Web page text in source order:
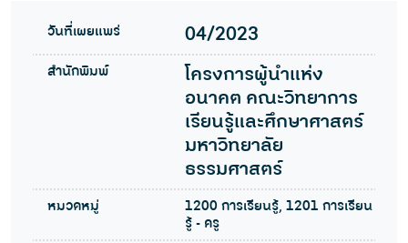
วันที่เผยแพร่ 04/2023
สำนักพิมพ์
โครงการผู้นำแห่ง
อนาคต คณะวิทยาการ
เรียนรู้และศึกษาศาสตร์
มหาวิทยาลัย
ธรรมศาสตร์
หมวดหมู่
1200 การเรียนรู้, 1201 การเรียน
รู้ - ครู